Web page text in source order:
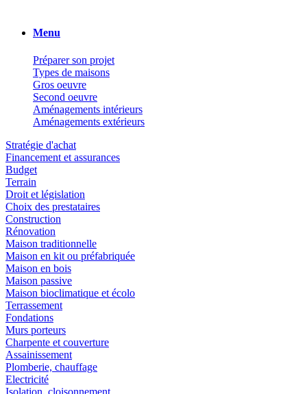
Menu
Préparer son projet
Types de maisons
Gros oeuvre
Second oeuvre
Aménagements intérieurs
Aménagements extérieurs
Stratégie d'achat
Financement et assurances
Budget
Terrain
Droit et législation
Choix des prestataires
Construction
Rénovation
Maison traditionnelle
Maison en kit ou préfabriquée
Maison en bois
Maison passive
Maison bioclimatique et écolo
Terrassement
Fondations
Murs porteurs
Charpente et couverture
Assainissement
Plomberie, chauffage
Electricité
Isolation, cloisonnement